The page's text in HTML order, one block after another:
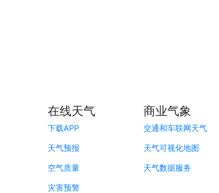
在线天气
下载APP
天气预报
空气质量
灾害预警
商业气象
交通和车联网天气
天气可视化地图
天气数据服务